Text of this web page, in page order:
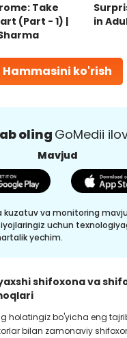
Hammasini ko'rish
Take
(Part - 1) |
in
oling GoMedii
Mavjud
kuzatuv va monitoring
uchun
yechim.
shifoxona va
holatingiz bo'yicha eng
bilan zamonaviy